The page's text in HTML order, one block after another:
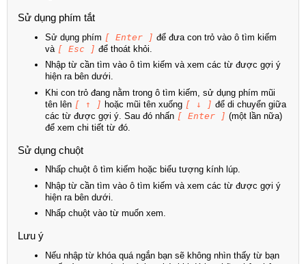
Sử dụng phím tắt
Sử dụng phím [ Enter ] để đưa con trỏ vào ô tìm kiếm
và [ Esc ] để thoát khỏi.
Nhập từ cần tìm vào ô tìm kiếm và xem các từ được gợi ý
hiện ra bên dưới.
Khi con trỏ đang nằm trong ô tìm kiếm, sử dụng phím mũi
tên lên [ ↑ ] hoặc mũi tên xuống [ ↓ ] để di chuyển giữa
các từ được gợi ý. Sau đó nhấn [ Enter ] (một lần nữa)
để xem chi tiết từ đó.
Sử dụng chuột
Nhấp chuột ô tìm kiếm hoặc biểu tượng kính lúp.
Nhập từ cần tìm vào ô tìm kiếm và xem các từ được gợi ý
hiện ra bên dưới.
Nhấp chuột vào từ muốn xem.
Lưu ý
Nếu nhập từ khóa quá ngắn bạn sẽ không nhìn thấy từ bạn